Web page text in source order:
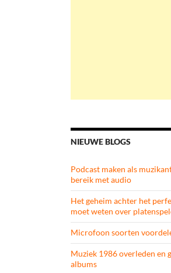
NIEUWE BLOGS
Podcast maken als
bereik met audio
Het geheim achter het
moet weten over
Microfoon soorten
Muziek 1986 overleden en
albums